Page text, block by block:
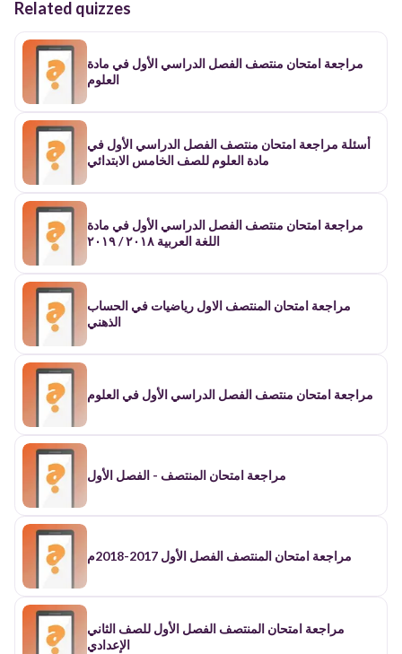
Related quizzes
مراجعة امتحان منتصف الفصل الدراسي الأول في مادة
العلوم
أسئلة مراجعة امتحان منتصف الفصل الدراسي الأول في
مادة العلوم للصف الخامس الابتدائي
مراجعة امتحان منتصف الفصل الدراسي الأول في مادة
اللغة العربية ٢٠١٨ / ٢٠١٩
مراجعة امتحان المنتصف الاول رياضيات في الحساب
الذهني
مراجعة امتحان منتصف الفصل الدراسي الأول في العلوم
مراجعة امتحان المنتصف - الفصل الأول
مراجعة امتحان المنتصف الفصل الأول 2017-2018م
مراجعة امتحان المنتصف الفصل الأول للصف الثاني
الإعدادي